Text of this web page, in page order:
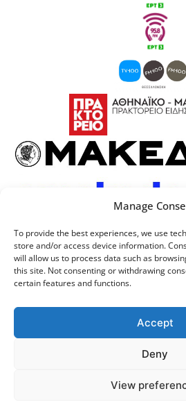
Manage
To provide the best experiences, we use
store and/or access device information.
will allow us to process data such as
this site. Not consenting or withdrawing
certain features and functions.
Accept
Deny
View
Προσωπικά Δεδομένα
Λογότυπος
Πανεπιστήμιο Θεσσαλονίκης